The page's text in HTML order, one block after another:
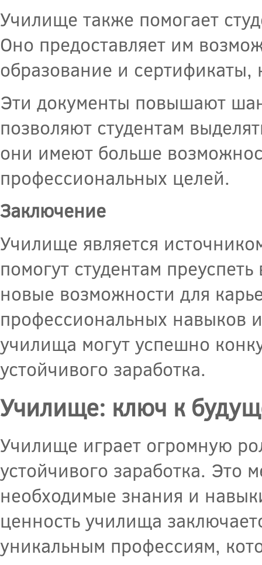
Училище также помогает
Оно предоставляет им
образование и
Эти документы повышают
позволяют студентам
они имеют больше
профессиональных целей.
Заключение
Училище является
помогут студентам
новые возможности для
профессиональных навыков
училища могут успешно
устойчивого заработка.
Училище: ключ к
Училище играет огромную
устойчивого заработка. Это
необходимые знания и
ценность училища
уникальным профессиям,